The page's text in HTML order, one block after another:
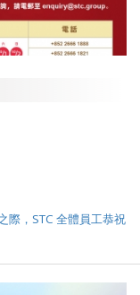
際，STC 全體員工恭祝